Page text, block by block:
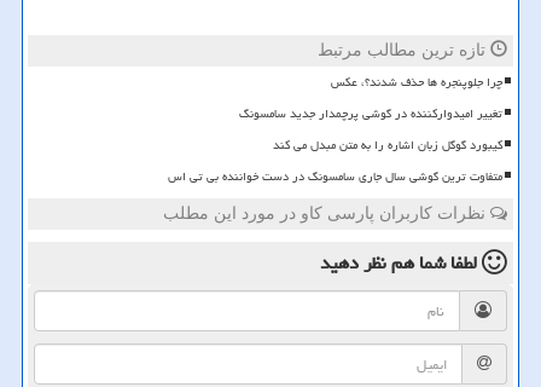
تازه ترین مطالب مرتبط
چرا جلوپنجره ها حذف شدند؟، عکس
تغییر امیدوارکننده در گوشی پرچمدار جدید سامسونگ
کیبورد گوگل زبان اشاره را به متن مبدل می کند
متفاوت ترین گوشی سال جاری سامسونگ در دست خواننده بی تی اس
نظرات کاربران پارسی کاو در مورد این مطلب
لطفا شما همنظر دهید